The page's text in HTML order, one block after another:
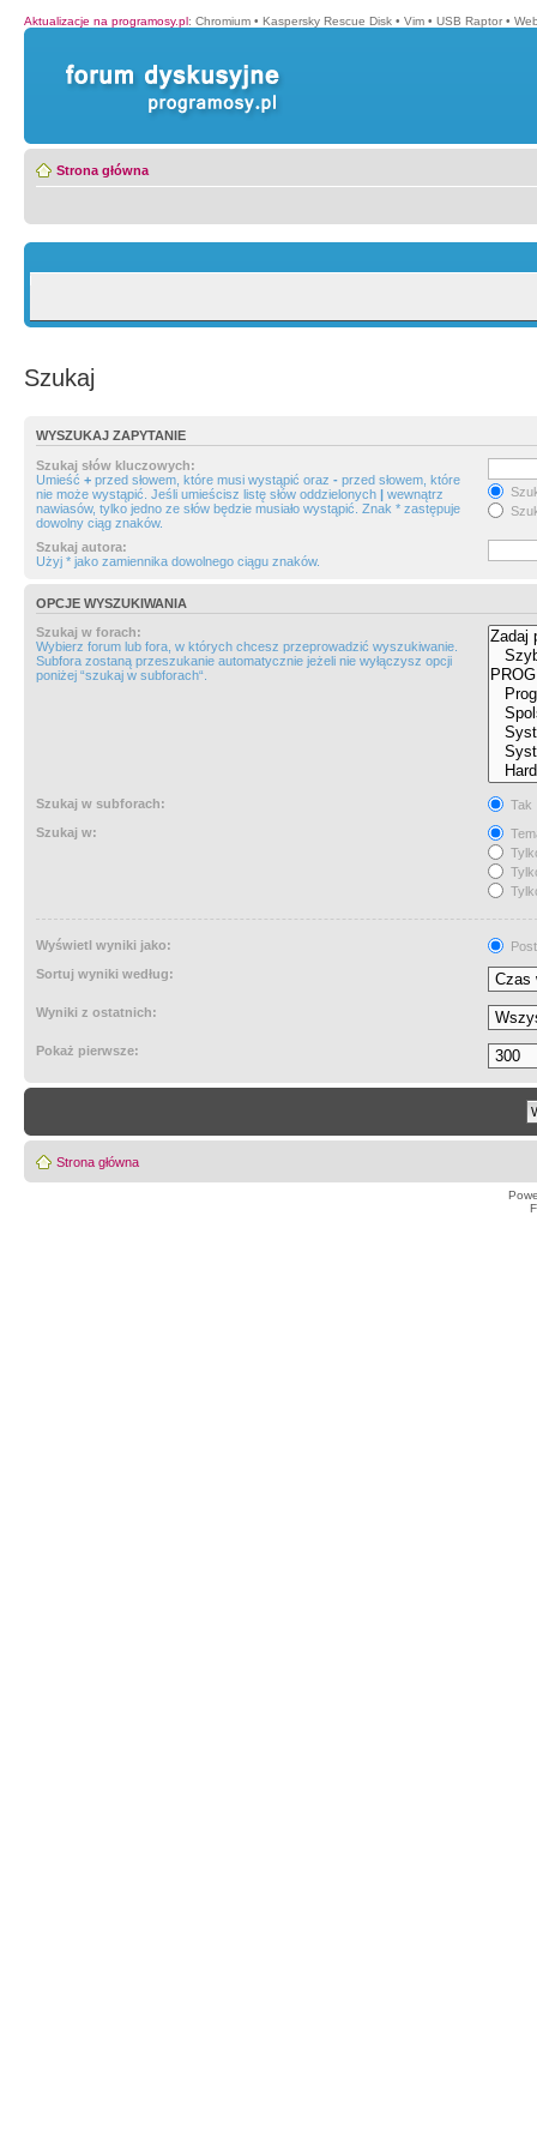
Aktualizacje na programosy.pl: Chromium • Kaspersky Rescue Disk • Vim • USB Raptor •
Strona główna
Szukaj
WYSZUKAJ ZAPYTANIE
Szukaj słów kluczowych:
Umieść + przed słowem, które musi wystąpić oraz - przed słowem, które
nie może wystąpić. Jeśli umieścisz listę słów oddzielonych | wewnątrz
nawiasów, tylko jedno ze słów będzie musiało wystąpić. Znak * zastępuje
dowolny ciąg znaków.
Szukaj autora:
Użyj * jako zamiennika dowolnego ciągu znaków.
OPCJE WYSZUKIWANIA
Szukaj w forach:
Wybierz forum lub fora, w których chcesz przeprowadzić wyszukiwanie.
Subfora zostaną przeszukanie automatycznie jeżeli nie wyłączysz opcji
poniżej “szukaj w subforach“.
Szukaj w subforach:
Tak
Szukaj w:
Wyświetl wyniki jako:
Sortuj wyniki według:
Wyniki z ostatnich:
Pokaż pierwsze:
Strona główna